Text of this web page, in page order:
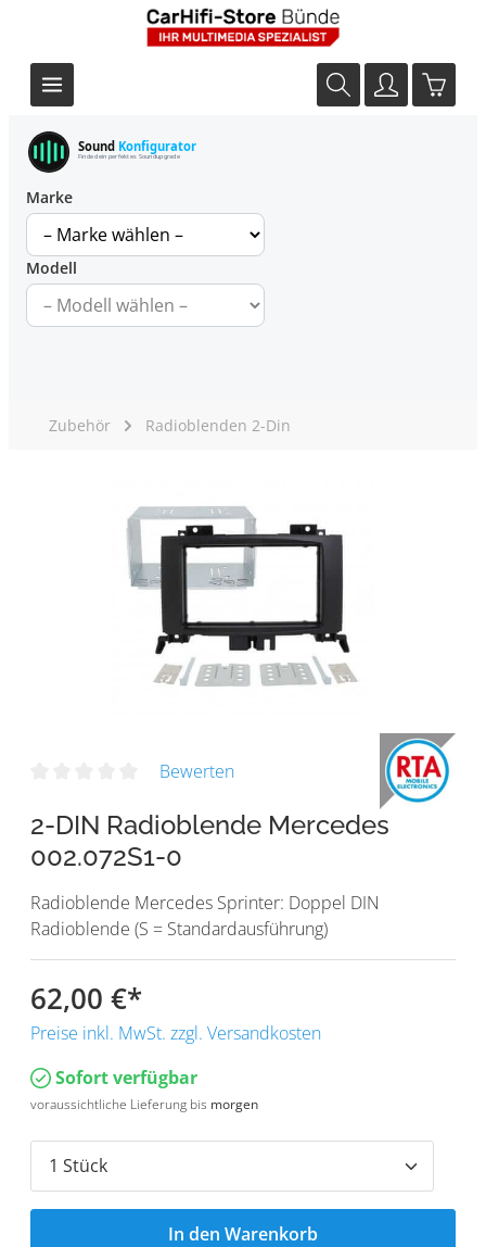
Sound Konfigurator
Finde dein perfektes Soundupgrade
Marke
Modell
Zubehör Radioblenden 2-Din
Bewerten
2-DIN Radioblende Mercedes
002.072S1-0
Radioblende Mercedes Sprinter: Doppel DIN
Radioblende (S = Standardausführung)
62,00 €*
Preise inkl. MwSt. zzgl. Versandkosten
Sofort verfügbar
voraussichtliche Lieferung bis morgen
In den Warenkorb